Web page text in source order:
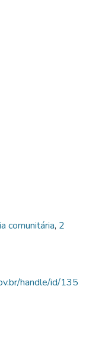
comunitária, 2
handle/id/135